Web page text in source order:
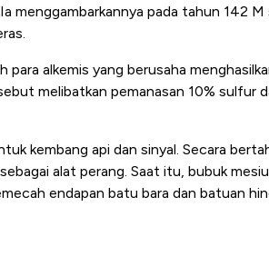
menggambarkannya pada tahun 142
alkemis yang berusaha
melibatkan pemanasan 10% sulfur
kembang api dan sinyal. Secara
alat perang. Saat itu, bubuk
endapan batu bara dan batuan